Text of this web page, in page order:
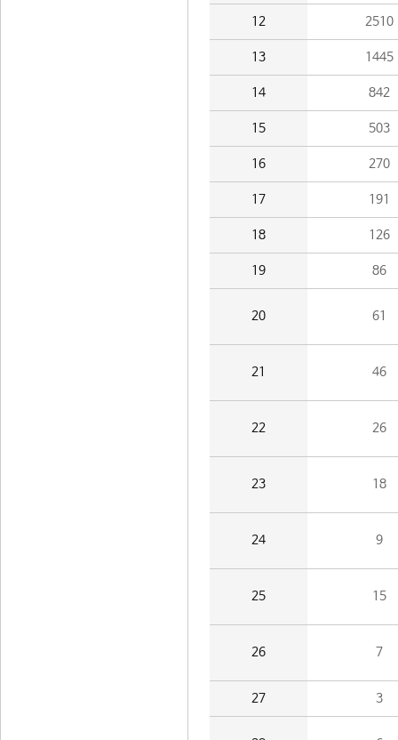
12 2510
13 1445
14 842
15 503
16 270
17 191
18 126
19 86
20 61
21 46
22 26
23 18
24 9
25 15
26 7
27 3